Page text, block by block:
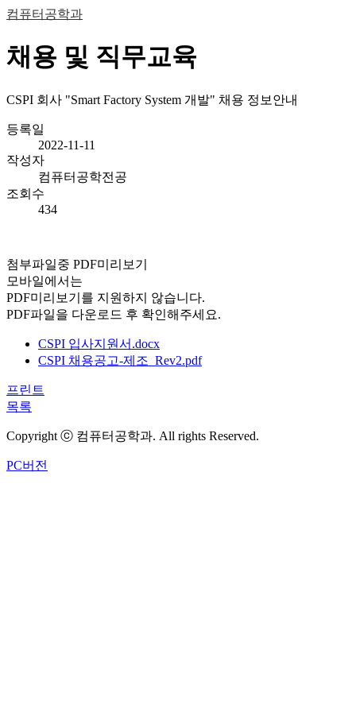
컴퓨터공학과
채용 및 직무교육
CSPI 회사 "Smart Factory System 개발" 채용 정보안내
등록일
2022-11-11
작성자
컴퓨터공학전공
조회수
434
첨부파일중 PDF미리보기
모바일에서는
PDF미리보기를 지원하지 않습니다.
PDF파일을 다운로드 후 확인해주세요.
CSPI 입사지원서.docx
CSPI 채용공고-제조_Rev2.pdf
프린트
목록
Copyright ⓒ 컴퓨터공학과. All rights Reserved.
PC버전